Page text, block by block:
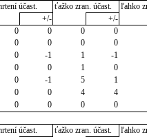
účast. ťažko zran. účast. ľahko
+/- +/-
0 0 0 0
0 0 0 0
0 -1 1 -1
0 0 1 0
0 -1 5 1
0 0 4 4
0 0 0 0
účast. ťažko zran. účast. ľahko